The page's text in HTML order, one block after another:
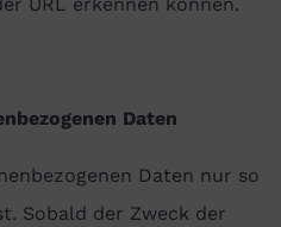
Daten
Daten nur so
Sobald der Zweck der